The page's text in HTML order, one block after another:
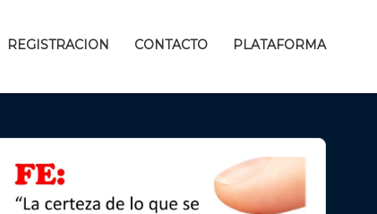
REGISTRACION CONTACTO PLATAFORMA